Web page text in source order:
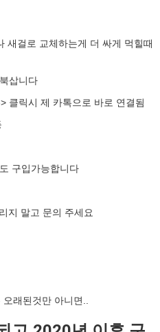
새걸로 교체하는게 더 싸게 먹힐때
삽니다
클릭시 제 카톡으로 바로 연결됨
구입가능합니다
지 말고 문의 주세요
래된것만 아니면..